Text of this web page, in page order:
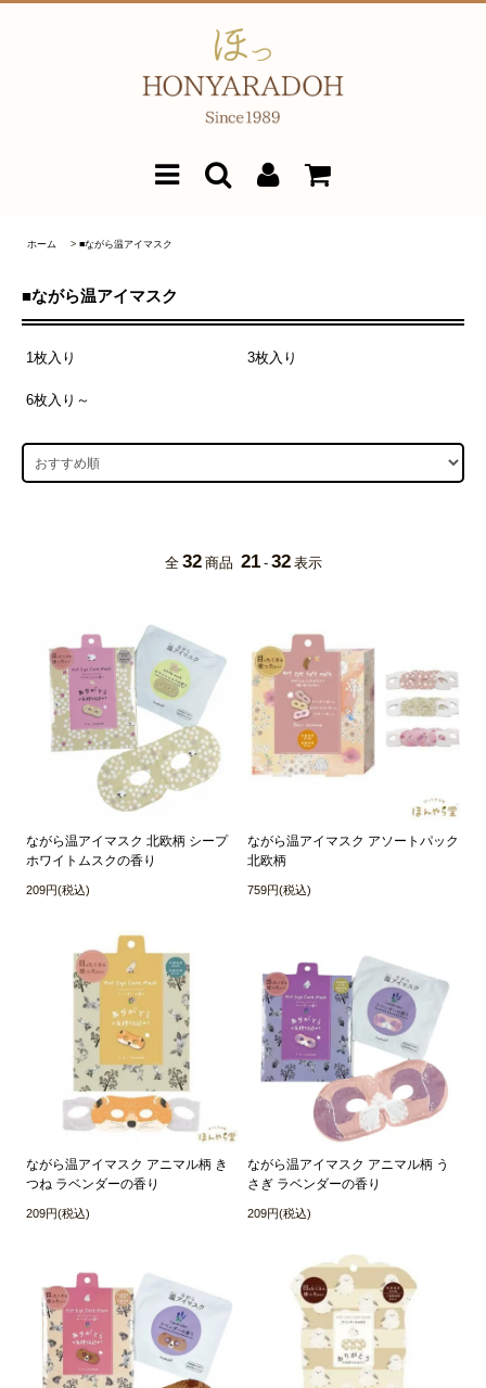
ホーム > ■ながら温アイマスク
■ながら温アイマスク
1枚入り 3枚入り
6枚入り～
全 32 商品 21 - 32 表示
ながら温アイマスク 北欧柄 シープ
ホワイトムスクの香り
209円(税込)
ながら温アイマスク アソートパック
北欧柄
759円(税込)
ながら温アイマスク アニマル柄 き
つね ラベンダーの香り
209円(税込)
ながら温アイマスク アニマル柄 う
さぎ ラベンダーの香り
209円(税込)